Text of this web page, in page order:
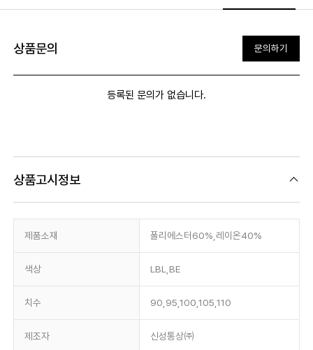
상품문의 문의하기
등록된 문의가 없습니다.
상품고시정보
제품소재 폴리에스터60%,레이온40%
색상 LBL,BE
치수 90,95,100,105,110
제조자 신성통상㈜